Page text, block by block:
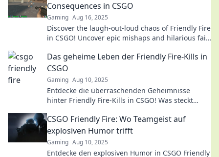
Consequences in CSGO
Gaming Aug 16, 2025
Discover the laugh-out-loud chaos of Friendly Fire
in CSGO! Uncover epic mishaps and hilarious fails
Das geheime Leben der Friendly Fire-Kills in
CSGO
Gaming Aug 10, 2025
Entdecke die überraschenden Geheimnisse
hinter Friendly Fire-Kills in CSGO! Was steckt
CSGO Friendly Fire: Wo Teamgeist auf
explosiven Humor trifft
Gaming Aug 10, 2025
Entdecke den explosiven Humor in CSGO Friendly